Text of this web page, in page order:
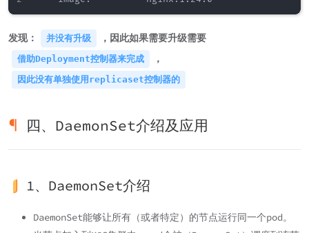
发现： 并没有升级 ，因此如果需要升级需要
借助Deployment控制器来完成 ，
因此没有单独使用replicaset控制器的
四、DaemonSet介绍及应用
1、DaemonSet介绍
DaemonSet能够让所有（或者特定）的节点运行同一个pod。